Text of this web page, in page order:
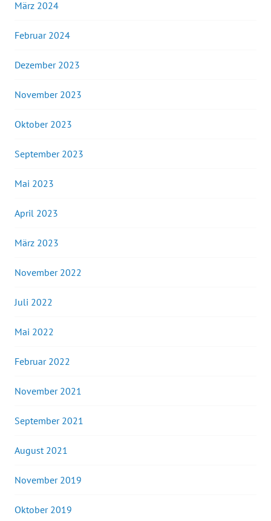
März 2024
Februar 2024
Dezember 2023
November 2023
Oktober 2023
September 2023
Mai 2023
April 2023
März 2023
November 2022
Juli 2022
Mai 2022
Februar 2022
November 2021
September 2021
August 2021
November 2019
Oktober 2019